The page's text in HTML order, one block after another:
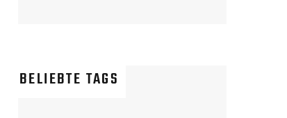
BELIEBTE TAGS